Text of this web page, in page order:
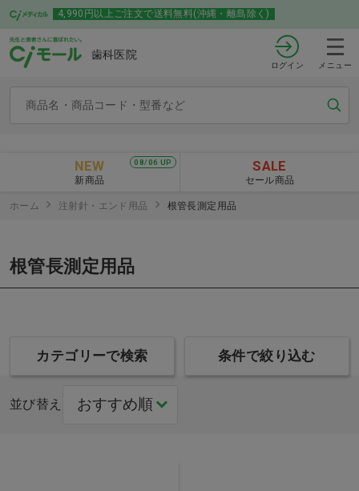
4,990円以上ご注文で送料無料(沖縄・離島除く)
歯科医院
ログイン メニュー
08/06 UP
NEW
新商品
SALE
セール商品
ホーム 注射針・エンド用品 根管長測定用品
根管長測定用品
カテゴリーで検索 条件で絞り込む
並び替え